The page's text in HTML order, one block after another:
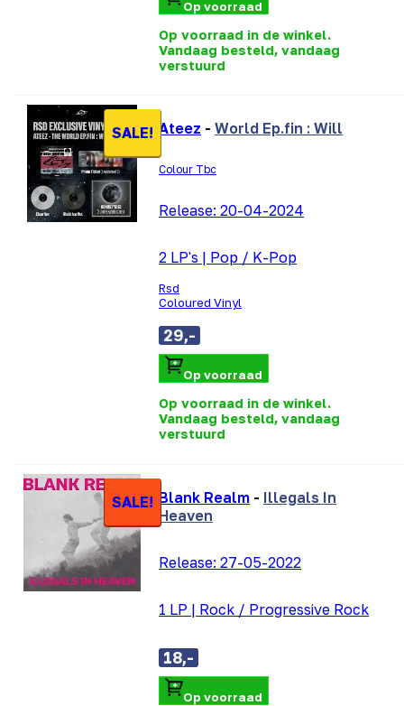
Op voorraad
Op voorraad in de winkel.
Vandaag besteld, vandaag
verstuurd
SALE! Ateez - World Ep.fin : Will
Colour Tbc
Release: 20-04-2024
2 LP's | Pop / K-Pop
Rsd
Coloured Vinyl
29,-
Op voorraad
Op voorraad in de winkel.
Vandaag besteld, vandaag
verstuurd
SALE! Blank Realm - Illegals In
Heaven
Release: 27-05-2022
1 LP | Rock / Progressive Rock
18,-
Op voorraad